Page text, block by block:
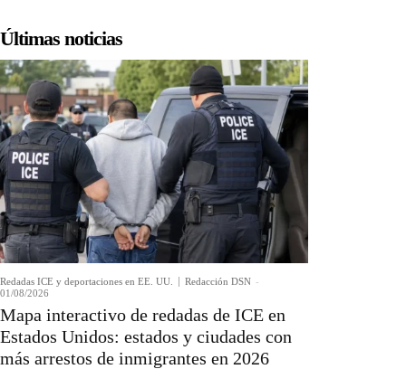
Últimas noticias
Redadas ICE y deportaciones en EE. UU. Redacción DSN -
01/08/2026
Mapa interactivo de redadas de ICE en
Estados Unidos: estados y ciudades con
más arrestos de inmigrantes en 2026